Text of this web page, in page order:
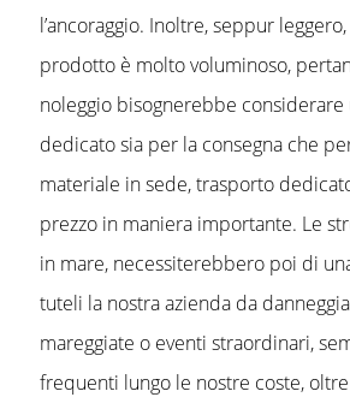
l’ancoraggio. Inoltre, seppur
prodotto è molto voluminoso,
noleggio bisognerebbe
dedicato sia per la consegna che
materiale in sede, trasporto
prezzo in maniera importante. Le
in mare, necessiterebbero poi di
tuteli la nostra azienda da
mareggiate o eventi straordinari,
frequenti lungo le nostre coste,